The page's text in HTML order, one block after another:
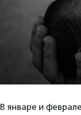
В январе и